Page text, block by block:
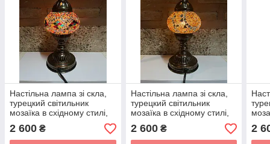
Настільна лампа зі скла,
турецкий світильник
мозаїка в східному стилі,
2 600 ₴
Настільна лампа зі скла,
турецкий світильник
мозаїка в східному стилі,
2 600₴ 2